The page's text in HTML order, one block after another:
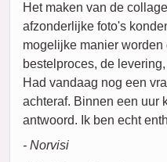
Het maken van de
afzonderlijke foto's
mogelijke manier
bestelproces, de
Had vandaag nog een
achteraf. Binnen een uur
antwoord. Ik ben echt
- Norvisi